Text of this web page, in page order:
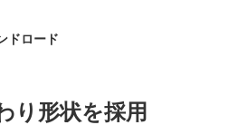
ドロード
り形状を採用